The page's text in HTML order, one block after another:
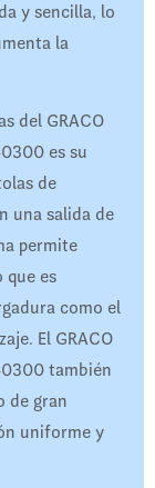
y sencilla, lo
la
del GRACO
es su
de
una salida de
permite
que es
como el
El GRACO
0300 también
de gran
uniforme y